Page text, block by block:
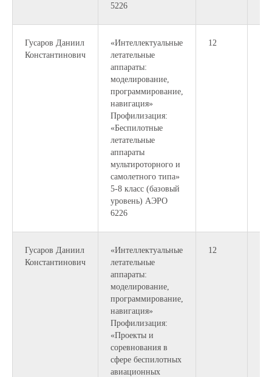
5226
Гусаров Даниил
Константинович
«Интеллектуальные
летательные
аппараты:
моделирование,
программирование,
навигация»
Профилизация:
«Беспилотные
летательные
аппараты
мультироторного и
самолетного типа»
5-8 класс (базовый
уровень) АЭРО
6226
12
Гусаров Даниил
Константинович
«Интеллектуальные
летательные
аппараты:
моделирование,
программирование,
навигация»
Профилизация:
«Проекты и
соревнования в
сфере беспилотных
авиационных
12